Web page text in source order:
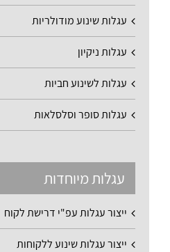
עגלות שינוע מודולריות
עגלות ניקיון
עגלות לשינוע חביות
עגלות סופר וסלסלאות
עגלות מיוחדות
ייצור עגלות עפ"י דרישת לקוח
ייצור עגלות שינוע ללקוחות